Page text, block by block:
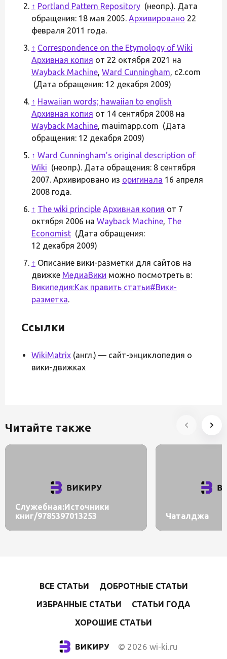
↑ Portland Pattern Repository (неопр.). Дата
обращения: 18 мая 2005. Архивировано 22
февраля 2011 года.
↑ Correspondence on the Etymology of Wiki
Архивная копия от 22 октября 2021 на
Wayback Machine, Ward Cunningham, c2.com
(Дата обращения: 12 декабря 2009)
↑ Hawaiian words; hawaiian to english
Архивная копия от 14 сентября 2008 на
Wayback Machine, mauimapp.com (Дата
обращения: 12 декабря 2009)
↑ Ward Cunningham’s original description of
Wiki (неопр.). Дата обращения: 8 сентября
2007. Архивировано из оригинала 16 апреля
2008 года.
↑ The wiki principle Архивная копия от 7
октября 2006 на Wayback Machine, The
Economist (Дата обращения:
12 декабря 2009)
↑ Описание вики-разметки для сайтов на
движке МедиаВики можно посмотреть в:
Википедия:Как править статьи#Вики-
разметка.
Ссылки
WikiMatrix (англ.) — сайт-энциклопедия о
вики-движках
Читайте также
Служебная:Источники
книг/9785397013253
Чаталджа
ВСЕ СТАТЬИ
ДОБРОТНЫЕ СТАТЬИ
ИЗБРАННЫЕ СТАТЬИ
СТАТЬИ ГОДА
ХОРОШИЕ СТАТЬИ
© 2026 wi-ki.ru